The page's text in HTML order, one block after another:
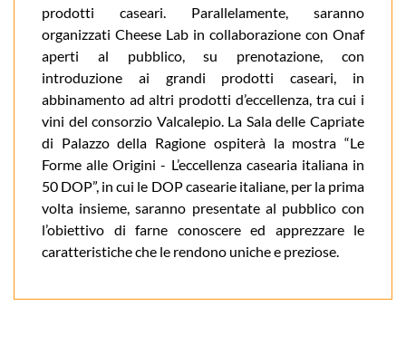
prodotti caseari. Parallelamente, saranno
organizzati Cheese Lab in collaborazione con Onaf
aperti al pubblico, su prenotazione, con
introduzione ai grandi prodotti caseari, in
abbinamento ad altri prodotti d’eccellenza, tra cui i
vini del consorzio Valcalepio. La Sala delle Capriate
di Palazzo della Ragione ospiterà la mostra “Le
Forme alle Origini - L’eccellenza casearia italiana in
50 DOP”, in cui le DOP casearie italiane, per la prima
volta insieme, saranno presentate al pubblico con
l’obiettivo di farne conoscere ed apprezzare le
caratteristiche che le rendono uniche e preziose.